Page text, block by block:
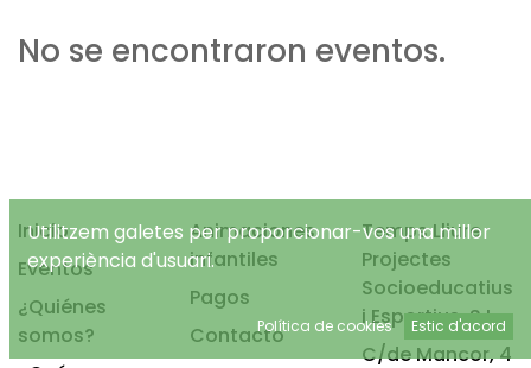
No se encontraron eventos.
Inicio
Eventos
¿Quiénes
somos?
Animaciones
infantiles
Pagos
Contacto
Temps Lliure
Projectes
Socioeducatius
i Esportius, S.L.
C/de Mancor, 4
Utilitzem galetes per proporcionar-vos una millor
experiència d'usuari.
Política de cookies Estic d'acord